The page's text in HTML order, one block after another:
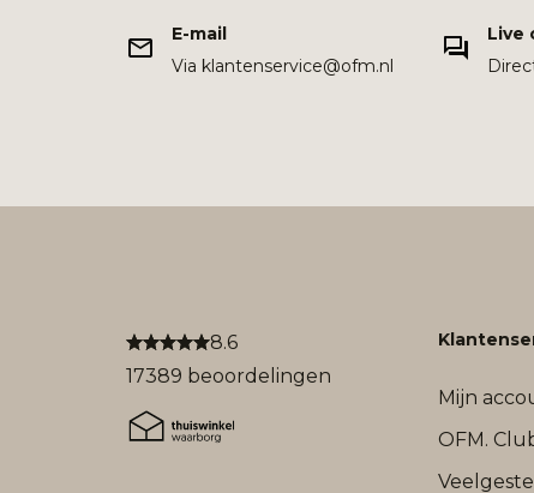
E-mail
Via klantenservice@ofm.nl
Live
8.6
17389 beoordelingen
Mijn
OFM.